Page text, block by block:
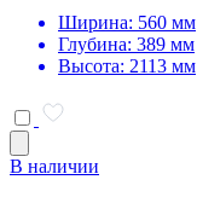
Ширина: 560 мм
Глубина: 389 мм
Высота: 2113 мм
В наличии